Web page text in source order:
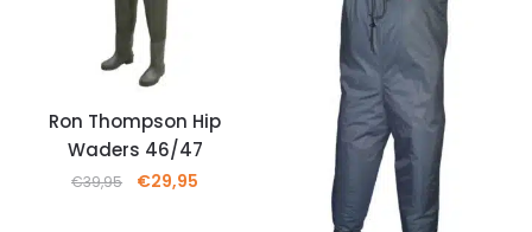
Ron Thompson Hip
Waders 46/47
€39,95 €29,95